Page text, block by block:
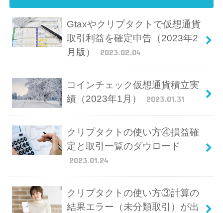
Gtaxやクリプタクトで仮想通貨
取引利益を確定申告（2023年2
月版）
2023.02.04
コインチェック仮想通貨積立実
績（2023年1月）
2023.01.31
クリプタクトの使い方④損益確
定と取引一覧のダウロード
2023.01.24
クリプタクトの使い方③計算の
結果エラー（未分類取引）が出